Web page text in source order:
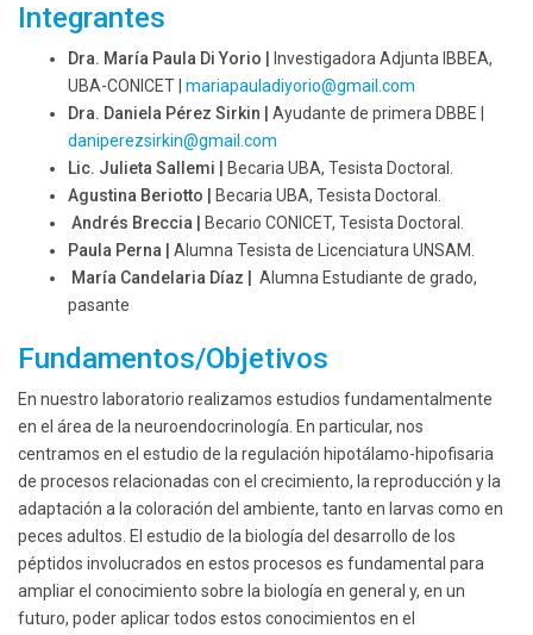
Integrantes
Dra. María Paula Di Yorio |
Investigadora Adjunta IBBEA,
UBA-CONICET mariapauladiyorio@gmail.com
Dra. Daniela Pérez Sirkin |
Ayudante de primera DBBE |
daniperezsirkin@gmail.com
Lic. Julieta Sallemi |
Becaria UBA, Tesista Doctoral.
Agustina Beriotto |
Becaria UBA, Tesista Doctoral.
Andrés Breccia |
Becario CONICET, Tesista Doctoral.
Paula Perna |
Alumna Tesista de Licenciatura UNSAM.
María Candelaria Díaz |
Alumna Estudiante de grado,
pasante
Fundamentos/Objetivos
En nuestro laboratorio realizamos estudios fundamentalmente
en el área de la neuroendocrinología. En particular, nos
centramos en el estudio de la regulación hipotálamo-hipofisaria
de procesos relacionadas con el crecimiento, la reproducción y la
adaptación a la coloración del ambiente, tanto en larvas como en
peces adultos. El estudio de la biología del desarrollo de los
péptidos involucrados en estos procesos es fundamental para
ampliar el conocimiento sobre la biología en general y, en un
futuro, poder aplicar todos estos conocimientos en el